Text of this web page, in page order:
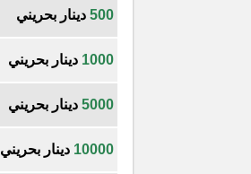
500 دينار بحريني
1000 دينار بحريني
5000 دينار بحريني
10000 دينار بحريني